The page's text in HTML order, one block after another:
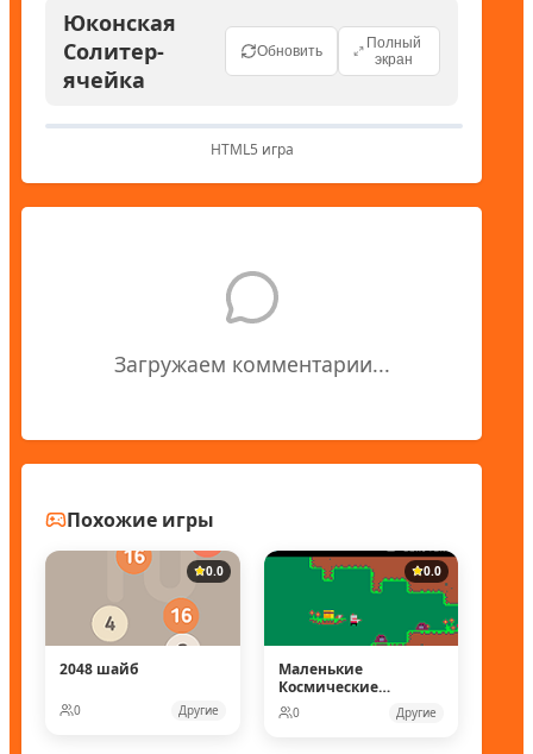
Юконская
Солитер-
ячейка
Обновить
Полный
экран
HTML5 игра
Загружаем комментарии...
Похожие игры
0.0
2048 шайб
0 Другие
0.0
Маленькие
Космические
рейнджеры
0 Другие